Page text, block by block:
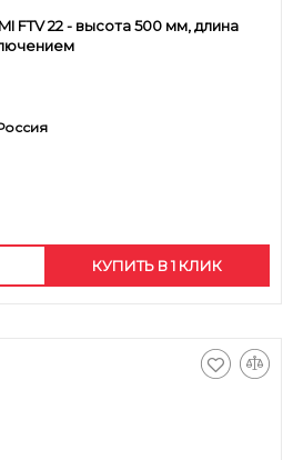
FTV 22 - высота 500 мм, длина
КУПИТЬ В 1 КЛИК